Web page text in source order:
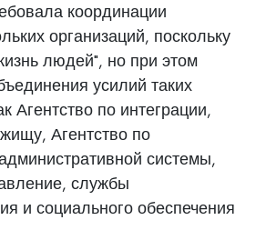
координации
организаций, поскольку
людей", но при этом
усилий таких
Агентство по интеграции,
Агентство по
системы,
службы
и социального обеспечения